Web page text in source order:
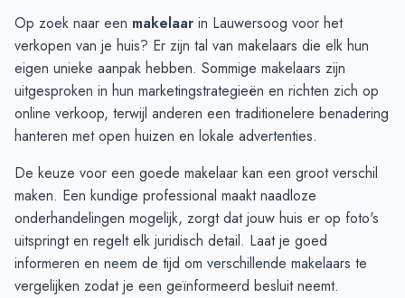
Lauwersoog
€ 3.059
Zoutkamp
€ 2.339
Op zoek naar een makelaar in Lauwersoog voor het
verkopen van je huis? Er zijn tal van makelaars die elk hun
eigen unieke aanpak hebben. Sommige makelaars zijn
uitgesproken in hun marketingstrategieën en richten zich op
online verkoop, terwijl anderen een traditionelere benadering
hanteren met open huizen en lokale advertenties.
De keuze voor een goede makelaar kan een groot verschil
maken. Een kundige professional maakt naadloze
onderhandelingen mogelijk, zorgt dat jouw huis er op foto's
uitspringt en regelt elk juridisch detail. Laat je goed
informeren en neem de tijd om verschillende makelaars te
vergelijken zodat je een geïnformeerd besluit neemt.